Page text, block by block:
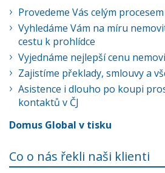
Provedeme Vás celým
Vyhledáme Vám na míru
cestu k prohlídce
Vyjednáme nejlepší cenu
Zajistíme překlady, smlouvy a
Asistence i dlouho po koupi
kontaktů v ČJ
Domus Global v tisku
Co o nás řekli naši klienti